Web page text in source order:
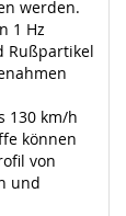
werden.
1 Hz
Rußpartikel
130 km/h
können
von
und